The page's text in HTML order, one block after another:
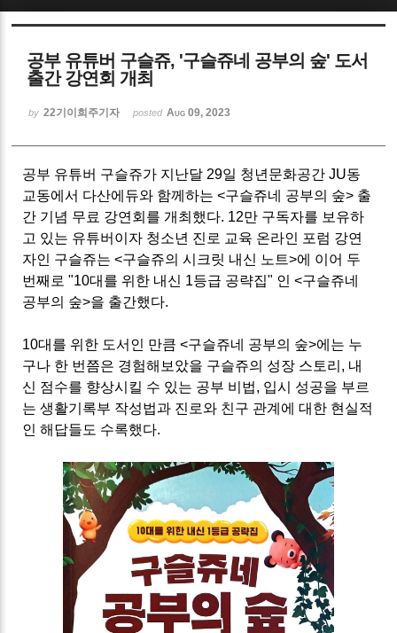
공부 유튜버 구슬쥬, '구슬쥬네 공부의 숲' 도서
출간 강연회 개최
by 22기이희주기자 posted Aug 09, 2023
공부 유튜버 구슬쥬가 지난달 29일 청년문화공간 JU동
교동에서 다산에듀와 함께하는 <구슬쥬네 공부의 숲> 출
간 기념 무료 강연회를 개최했다. 12만 구독자를 보유하
고 있는 유튜버이자 청소년 진로 교육 온라인 포럼 강연
자인 구슬쥬는 <구슬쥬의 시크릿 내신 노트>에 이어 두
번째로 "10대를 위한 내신 1등급 공략집" 인 <구슬쥬네
공부의 숲>을 출간했다.
10대를 위한 도서인 만큼 <구슬쥬네 공부의 숲>에는 누
구나 한 번쯤은 경험해보았을 구슬쥬의 성장 스토리, 내
신 점수를 향상시킬 수 있는 공부 비법, 입시 성공을 부르
는 생활기록부 작성법과 진로와 친구 관계에 대한 현실적
인 해답들도 수록했다.
Sketchbook5, 스케치북5
Sketchbook5, 스케치북5